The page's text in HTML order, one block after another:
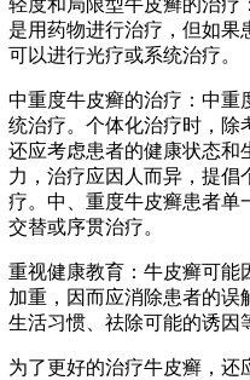
是用药物进行治疗，但如果
可以进行光疗或系统治疗。
中重度牛皮癣的治疗：中重
统治疗。个体化治疗时，除
还应考虑患者的健康状态和
力，治疗应因人而异，提倡
疗。中、重度牛皮癣患者单
交替或序贯治疗。
重视健康教育：牛皮癣可能
加重，因而应消除患者的误
生活习惯、祛除可能的诱因
为了更好的治疗牛皮癣，还